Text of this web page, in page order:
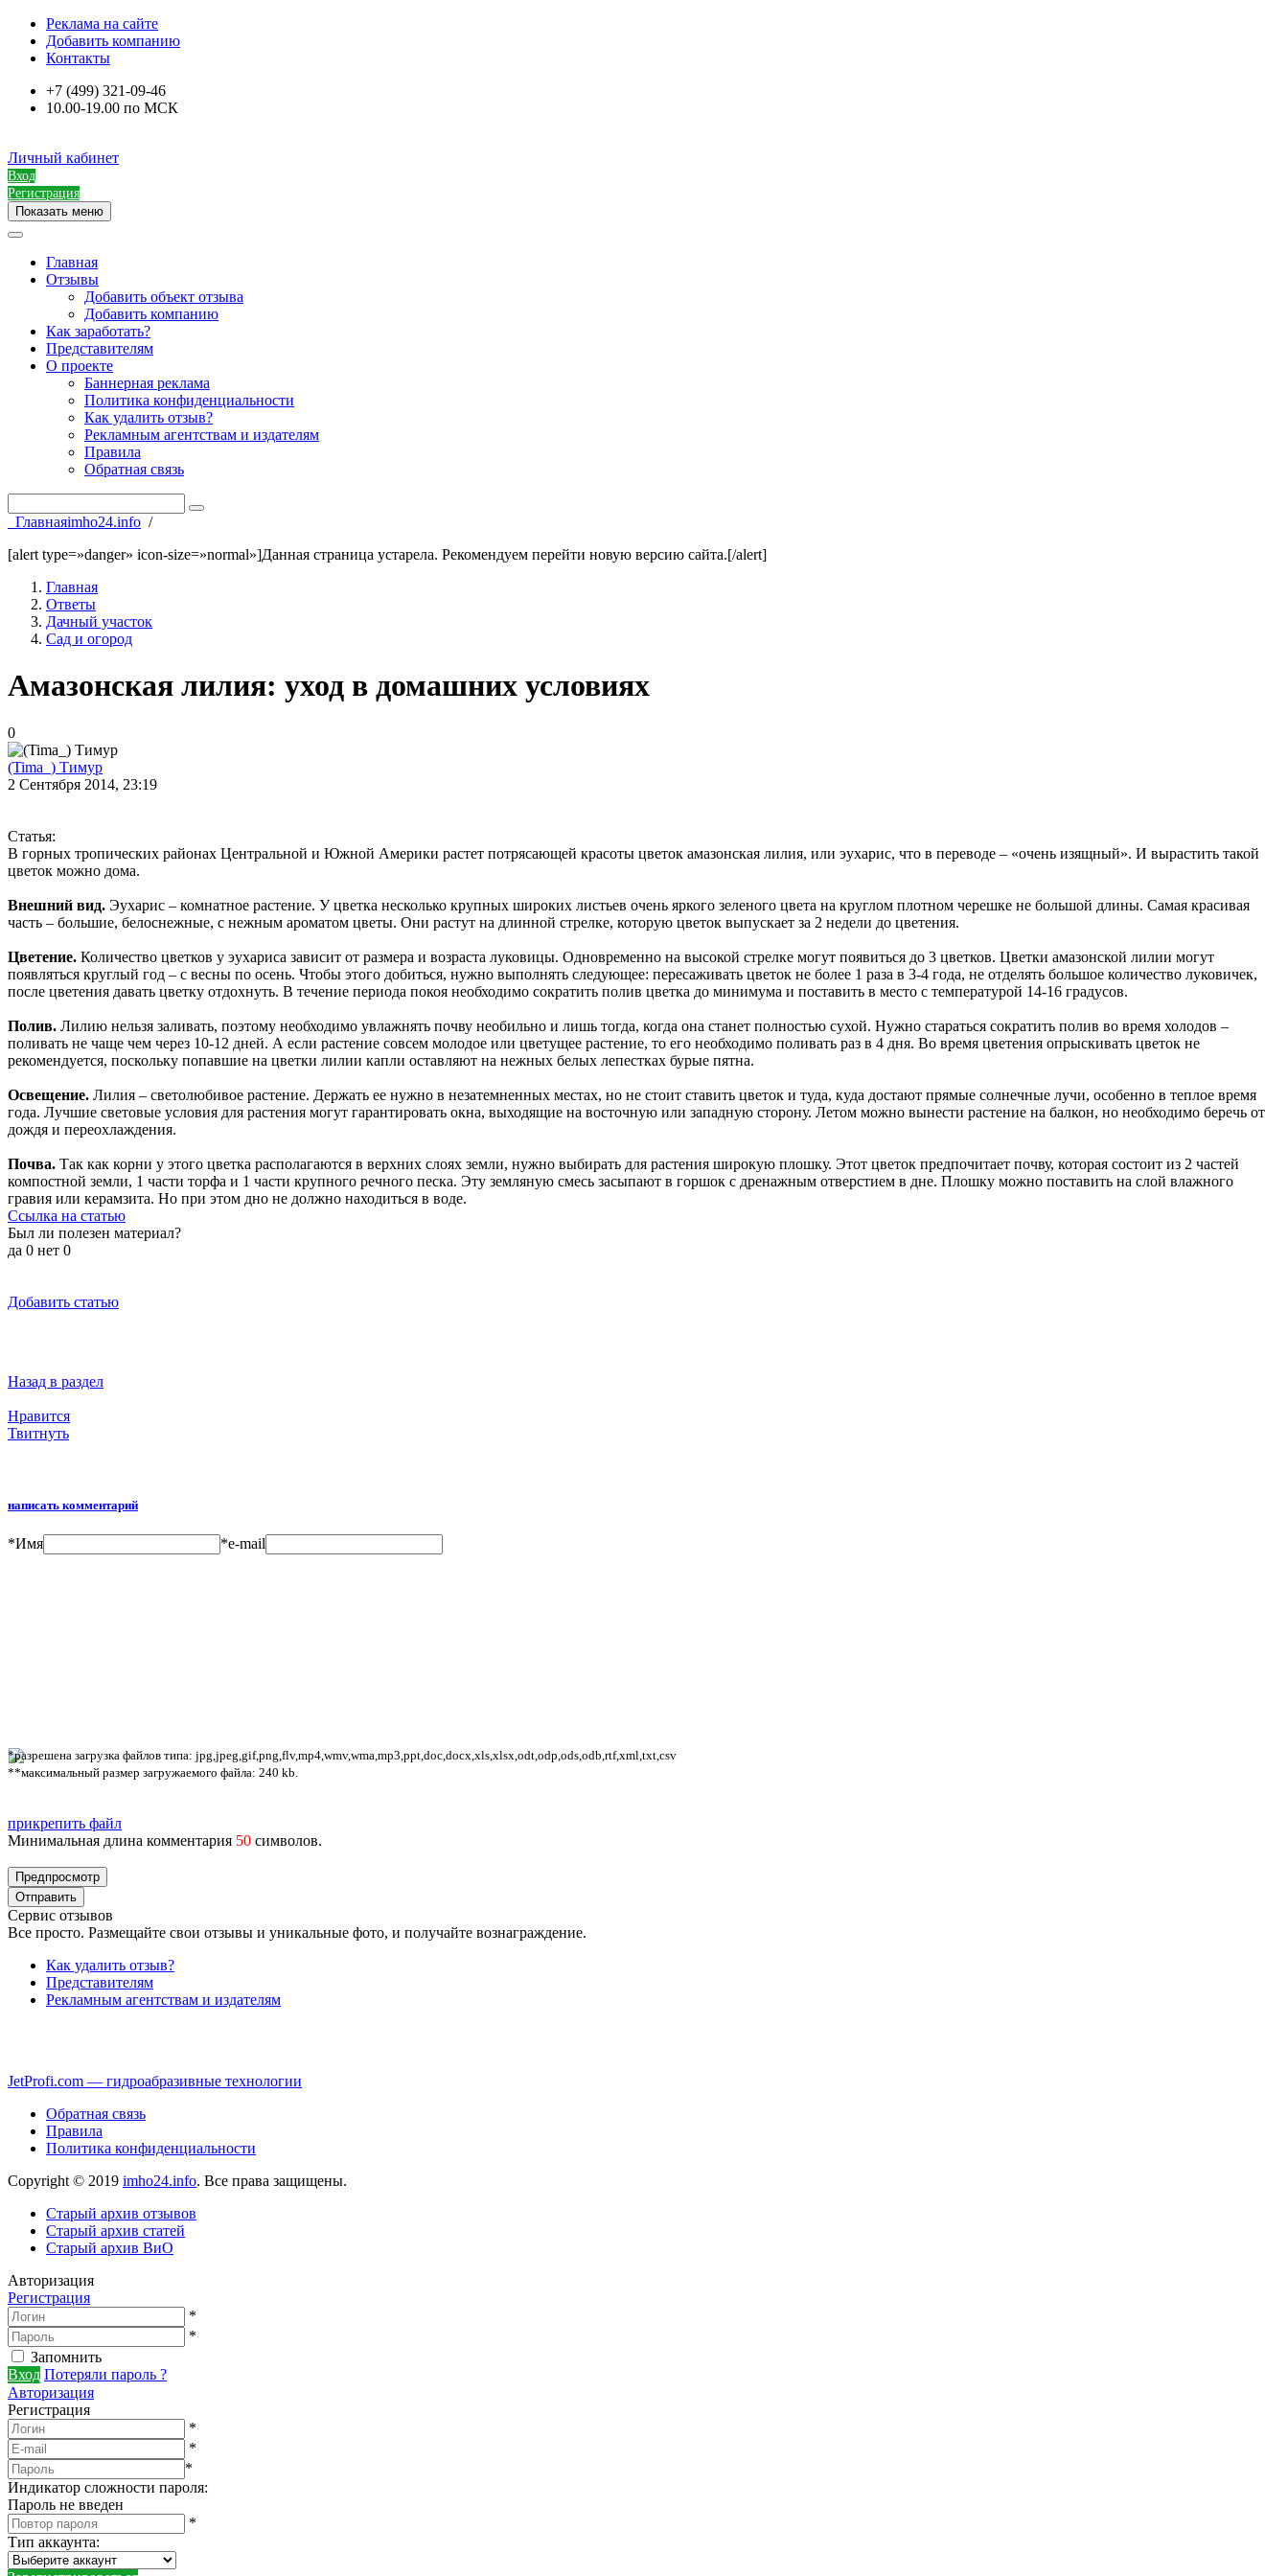
Реклама на сайте
Добавить компанию
Контакты
+7 (499) 321-09-46
10.00-19.00 по МСК
Личный кабинет
Вход
Регистрация
Показать меню
Главная
Отзывы
Добавить объект отзыва
Добавить компанию
Как заработать?
Представителям
О проекте
Баннерная реклама
Политика конфиденциальности
Как удалить отзыв?
Рекламным агентствам и издателям
Правила
Обратная связь
Главнаяimho24.info /
[alert type=»danger» icon-size=»normal»]Данная страница устарела. Рекомендуем перейти новую версию сайта.[/alert]
Главная
Ответы
Дачный участок
Сад и огород
Амазонская лилия: уход в домашних условиях
0
(Tima_) Тимур
2 Сентября 2014, 23:19
Статья:
В горных тропических районах Центральной и Южной Америки растет потрясающей красоты цветок амазонская лилия, или эухарис, что в переводе – «очень изящный». И вырастить такой
цветок можно дома.
Внешний вид. Эухарис – комнатное растение. У цветка несколько крупных широких листьев очень яркого зеленого цвета на круглом плотном черешке не большой длины. Самая красивая
часть – большие, белоснежные, с нежным ароматом цветы. Они растут на длинной стрелке, которую цветок выпускает за 2 недели до цветения.
Цветение. Количество цветков у эухариса зависит от размера и возраста луковицы. Одновременно на высокой стрелке могут появиться до 3 цветков. Цветки амазонской лилии могут
появляться круглый год – с весны по осень. Чтобы этого добиться, нужно выполнять следующее: пересаживать цветок не более 1 раза в 3-4 года, не отделять большое количество луковичек,
после цветения давать цветку отдохнуть. В течение периода покоя необходимо сократить полив цветка до минимума и поставить в место с температурой 14-16 градусов.
Полив. Лилию нельзя заливать, поэтому необходимо увлажнять почву необильно и лишь тогда, когда она станет полностью сухой. Нужно стараться сократить полив во время холодов –
поливать не чаще чем через 10-12 дней. А если растение совсем молодое или цветущее растение, то его необходимо поливать раз в 4 дня. Во время цветения опрыскивать цветок не
рекомендуется, поскольку попавшие на цветки лилии капли оставляют на нежных белых лепестках бурые пятна.
Освещение. Лилия – светолюбивое растение. Держать ее нужно в незатемненных местах, но не стоит ставить цветок и туда, куда достают прямые солнечные лучи, особенно в теплое время
года. Лучшие световые условия для растения могут гарантировать окна, выходящие на восточную или западную сторону. Летом можно вынести растение на балкон, но необходимо беречь от
дождя и переохлаждения.
Почва. Так как корни у этого цветка располагаются в верхних слоях земли, нужно выбирать для растения широкую плошку. Этот цветок предпочитает почву, которая состоит из 2 частей
компостной земли, 1 части торфа и 1 части крупного речного песка. Эту земляную смесь засыпают в горшок с дренажным отверстием в дне. Плошку можно поставить на слой влажного
гравия или керамзита. Но при этом дно не должно находиться в воде.
Ссылка на статью
Был ли полезен материал?
да 0 нет 0
Добавить статью
Назад в раздел
Нравится
Твитнуть
написать комментарий
*Имя *e-mail
*разрешена загрузка файлов типа: jpg,jpeg,gif,png,flv,mp4,wmv,wma,mp3,ppt,doc,docx,xls,xlsx,odt,odp,ods,odb,rtf,xml,txt,csv
**максимальный размер загружаемого файла: 240 kb.
прикрепить файл
Минимальная длина комментария 50 символов.
Сервис отзывов
Все просто. Размещайте свои отзывы и уникальные фото, и получайте вознаграждение.
Как удалить отзыв?
Представителям
Рекламным агентствам и издателям
JetProfi.com — гидроабразивные технологии
Обратная связь
Правила
Политика конфиденциальности
Copyright © 2019 imho24.info. Все права защищены.
Старый архив отзывов
Старый архив статей
Старый архив ВиО
Авторизация
Регистрация
*
*
Запомнить
Вход Потеряли пароль ?
Авторизация
Регистрация
*
*
*
Индикатор сложности пароля:
Пароль не введен
*
Тип аккаунта: